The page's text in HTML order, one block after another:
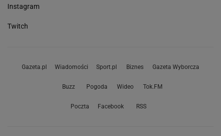
Instagram
Twitch
Gazeta.pl Wiadomości Sport.pl Biznes Gazeta Wyborcza
Buzz Pogoda Wideo Tok.FM
Poczta Facebook RSS